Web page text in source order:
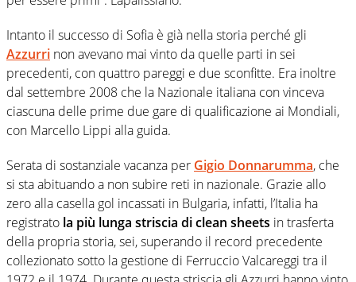
Intanto il successo di Sofia è già nella storia perché gli
Azzurri non avevano mai vinto da quelle parti in sei
precedenti, con quattro pareggi e due sconfitte. Era inoltre
dal settembre 2008 che la Nazionale italiana con vinceva
ciascuna delle prime due gare di qualificazione ai Mondiali,
con Marcello Lippi alla guida.
Serata di sostanziale vacanza per Gigio Donnarumma, che
si sta abituando a non subire reti in nazionale. Grazie allo
zero alla casella gol incassati in Bulgaria, infatti, l’Italia ha
registrato la più lunga striscia di clean sheets in trasferta
della propria storia, sei, superando il record precedente
collezionato sotto la gestione di Ferruccio Valcareggi tra il